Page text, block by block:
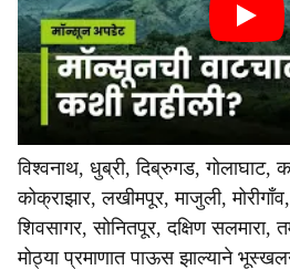
विश्‍वनाथ, धुब्री, दिब्रुगड, गोलाघाट,
कोक्राझार, लखीमपूर, माजुली,
शिवसागर, सोनितपूर, दक्षिण
मोठ्या प्रमाणात पाऊस झाल्याने